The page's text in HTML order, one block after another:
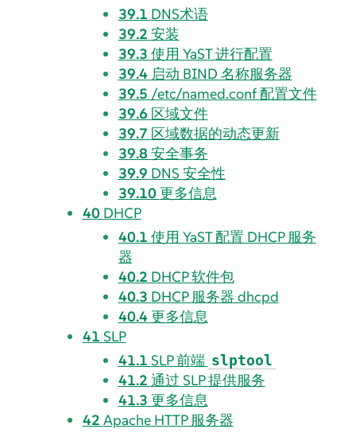
39.1 DNS术语
39.2 安装
39.3 使用 YaST 进行配置
39.4 启动 BIND 名称服务器
39.5 /etc/named.conf 配置文件
39.6 区域文件
39.7 区域数据的动态更新
39.8 安全事务
39.9 DNS 安全性
39.10更多信息
40 DHCP
40.1 使用 YaST 配置 DHCP 服务
器
40.2 DHCP 软件包
40.3 DHCP 服务器 dhcpd
40.4更多信息
41 SLP
41.1 SLP 前端 slptool
41.2 通过 SLP 提供服务
41.3 更多信息
42 Apache HTTP 服务器